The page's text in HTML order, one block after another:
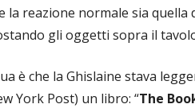
reazione normale sia quella
gli oggetti sopra il
è che la Ghislaine stava
York Post) un libro: “The